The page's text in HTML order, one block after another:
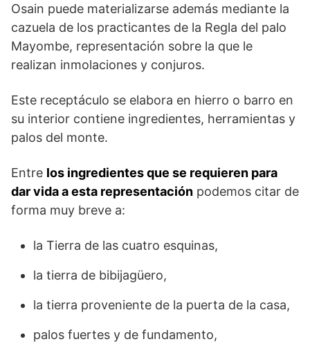
Osain puede materializarse además mediante la
cazuela de los practicantes de la Regla del palo
Mayombe, representación sobre la que le
realizan inmolaciones y conjuros.
Este receptáculo se elabora en hierro o barro en
su interior contiene ingredientes, herramientas y
palos del monte.
Entre los ingredientes que se requieren para
dar vida a esta representación podemos citar de
forma muy breve a:
la Tierra de las cuatro esquinas,
la tierra de bibijagüero,
la tierra proveniente de la puerta de la casa,
palos fuertes y de fundamento,